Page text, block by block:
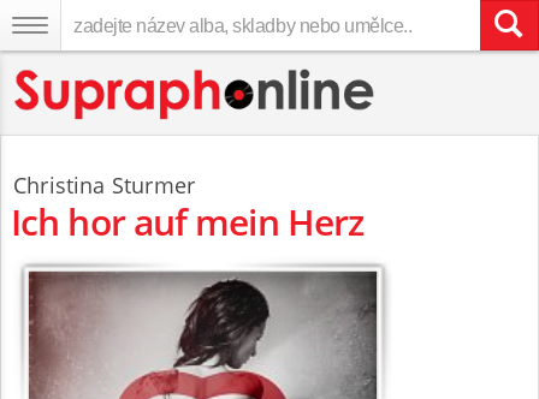
Christina Sturmer
Ich hor auf mein Herz